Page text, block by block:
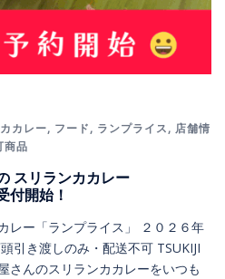
カレー, フード, ランプライス, 店舗情
商品
スリランカカレー
付開始！
レー「ランプライス」 ２０２６年
引き渡しのみ・配送不可 TSUKIJI
さんのスリランカカレーをいつも